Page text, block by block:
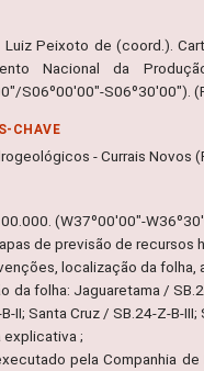
Luiz Peixoto de (coord.).
Nacional da
S06º00'00"-S06º30'00").
CHAVE
- Currais Novos
(W37º00'00"-
de previsão de recursos
localização da folha,
da folha: Jaguaretama /
II; Santa Cruz / SB.24-Z-B-
explicativa ;
pela Companhia de